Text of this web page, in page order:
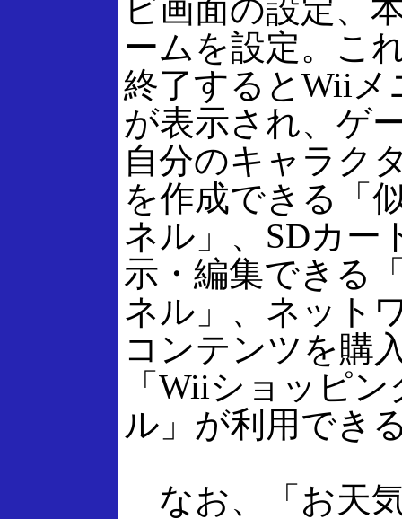
ビ画面の設定、
ームを設定。こ
終了するとWiiメ
が表示され、ゲ
自分のキャラク
を作成できる「
ネル」、SDカー
示・編集できる
ネル」、ネット
コンテンツを購
「Wiiショッピ
ル」が利用でき
なお、「お天